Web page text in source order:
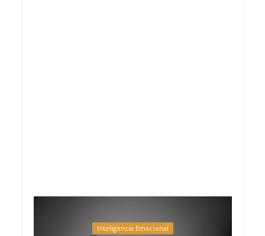
Inteligencia Emocional